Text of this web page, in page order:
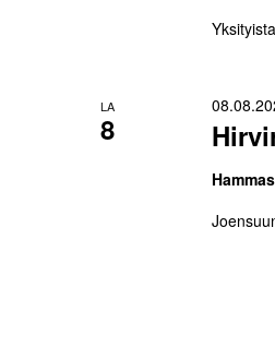
LA
8